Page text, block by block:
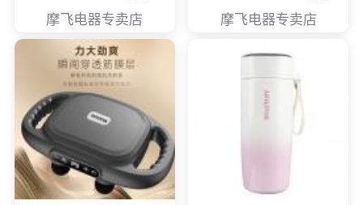
摩飞电器专卖店 摩飞电器专卖店